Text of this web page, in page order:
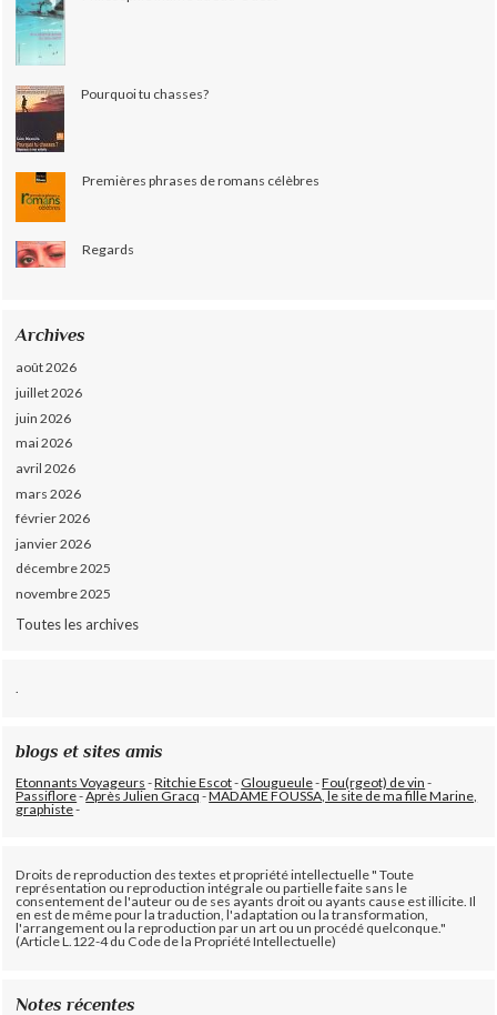
Pourquoi tu chasses?
Premières phrases de romans célèbres
Regards
Archives
août 2026
juillet 2026
juin 2026
mai 2026
avril 2026
mars 2026
février 2026
janvier 2026
décembre 2025
novembre 2025
Toutes les archives
blogs et sites amis
Etonnants Voyageurs -Ritchie Escot-Glougueule-Fou(rgeot) de vin -
Passiflore-Après Julien Gracq-MADAME FOUSSA, le site de ma fille Marine,
graphiste-
Droits de reproduction des textes et propriété intellectuelle " Toute
représentation ou reproduction intégrale ou partielle faite sans le
consentement de l'auteur ou de ses ayants droit ou ayants cause est illicite. Il
en est de même pour la traduction, l'adaptation ou la transformation,
l'arrangement ou la reproduction par un art ou un procédé quelconque."
(Article L.122-4 du Code de la Propriété Intellectuelle)
Notes récentes